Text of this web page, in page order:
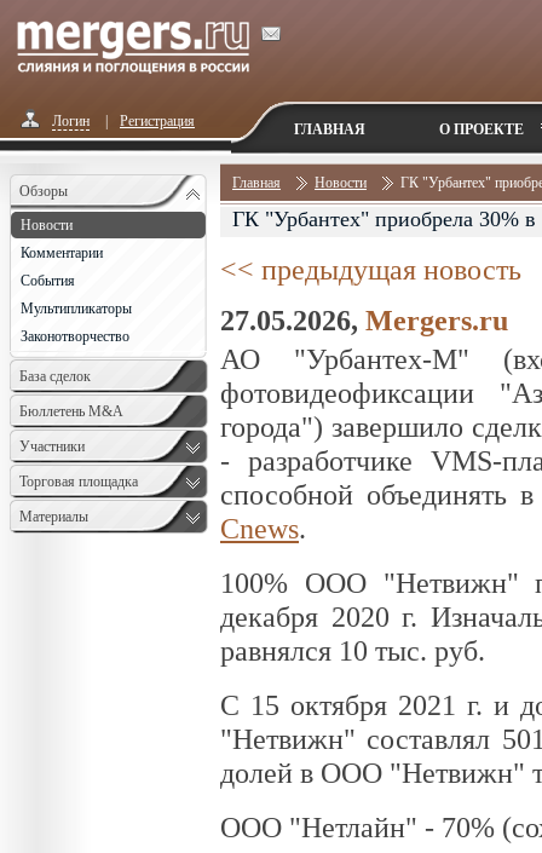
Логин Регистрация ГЛАВНАЯ О ПРОЕКТЕ
Обзоры
Новости
Комментарии
События
Мультипликаторы
Законотворчество
База сделок
Бюллетень M&A
Monthly
Участники
Торговая площадка
Материалы
Главная Новости ГК "Ур­бан­тех"
ГК "Ур­бан­тех" приоб­ре­ла 30%
<< предыдущая новость
27.05.2026, Mergers.ru
АО "Урбантех-М"
фотовидеофиксации
города") завершило
- разработчике VMS-
способной объединять
Cnews.
100% ООО "Нетвижн"
декабря 2020 г.
равнялся 10 тыс. руб.
С 15 октября 2021 г. и
"Нетвижн" составлял
долей в ООО "Нетвижн"
ООО "Нетлайн" - 70%